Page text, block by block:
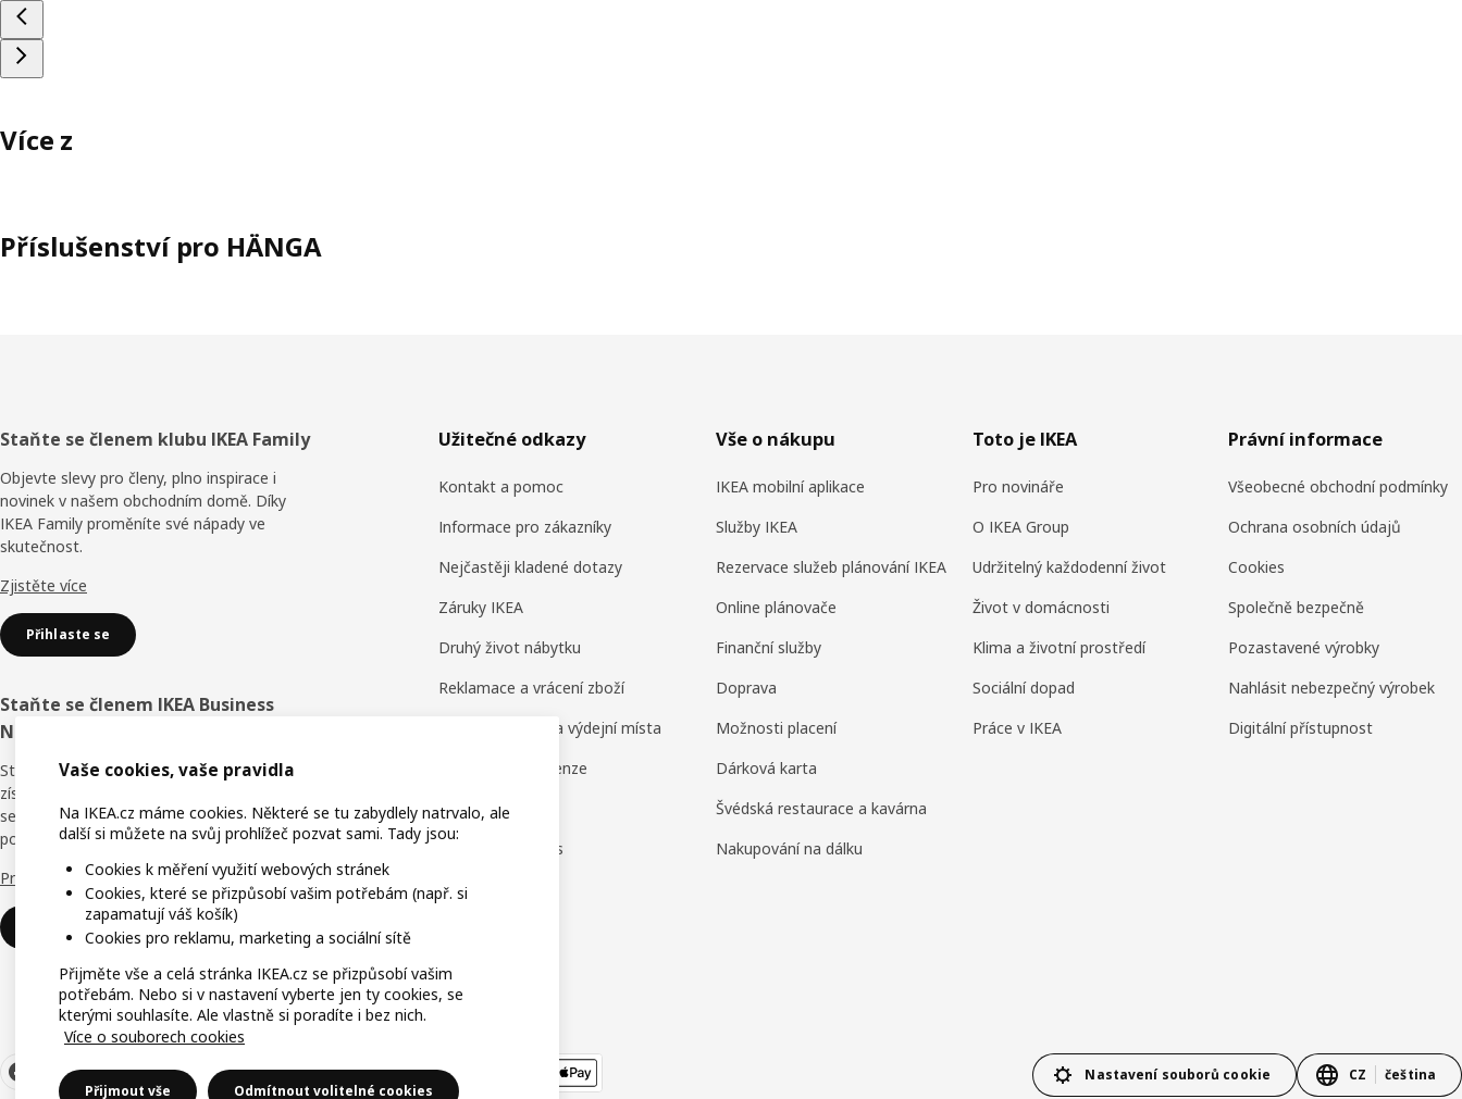
Více z
Příslušenství pro HÄNGA
Zápatí
Staňte se členem klubu IKEA Family
Objevte slevy pro členy, plno inspirace i
novinek v našem obchodním domě. Díky
IKEA Family proměníte své nápady ve
skutečnost.
Zjistěte více
Přihlaste se
Staňte se členem IKEA Business
Network
Staňte se členem věrnostního programu a
získejte slevy, online školení i výhody pro
sebe i své zaměstnance. Kdo říká, že v
podnikání není nic zadarmo?
Proč právě IKEA Business Network?
Přihlaste se
Užitečné odkazy
Kontakt a pomoc
Informace pro zákazníky
Nejčastěji kladené dotazy
Záruky IKEA
Druhý život nábytku
Reklamace a vrácení zboží
Obchodní domy a výdejní místa
Hodnocení a recenze
IKEA Family
IKEA for Business
Vše o nákupu
IKEA mobilní aplikace
Služby IKEA
Rezervace služeb plánování IKEA
Online plánovače
Finanční služby
Doprava
Možnosti placení
Dárková karta
Švédská restaurace a kavárna
Nakupování na dálku
Toto je IKEA
Pro novináře
O IKEA Group
Udržitelný každodenní život
Život v domácnosti
Klima a životní prostředí
Sociální dopad
Práce v IKEA
Právní informace
Všeobecné obchodní podmínky
Ochrana osobních údajů
Cookies
Společně bezpečně
Pozastavené výrobky
Nahlásit nebezpečný výrobek
Digitální přístupnost
Nastavení souborů cookie CZ čeština
Vaše cookies, vaše pravidla
Na IKEA.cz máme cookies. Některé se tu zabydlely natrvalo, ale
další si můžete na svůj prohlížeč pozvat sami. Tady jsou:
Cookies k měření využití webových stránek
Cookies, které se přizpůsobí vašim potřebám (např. si
zapamatují váš košík)
Cookies pro reklamu, marketing a sociální sítě
Přijměte vše a celá stránka IKEA.cz se přizpůsobí vašim
potřebám. Nebo si v nastavení vyberte jen ty cookies, se
kterými souhlasíte. Ale vlastně si poradíte i bez nich.
Více o souborech cookies
Přijmout vše Odmítnout volitelné cookies